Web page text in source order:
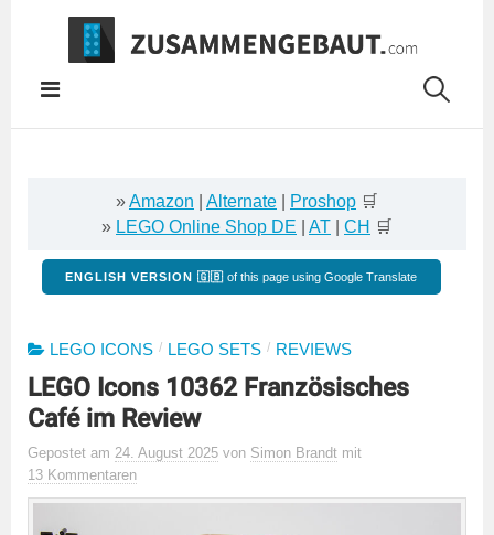
Springe
Inhalt
»Amazon Alternate Proshop 🛒
» LEGO Online Shop DE AT CH 🛒
ENGLISH VERSION 🇬🇧 of this page using Google Translate
LEGO ICONS / LEGO SETS / REVIEWS
LEGO Icons 10362 Französisches
Café im Review
Gepostet am 24. August 2025 von Simon Brandt mit
13 Kommentaren